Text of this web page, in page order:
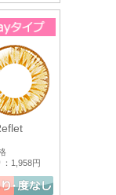
：1,958円